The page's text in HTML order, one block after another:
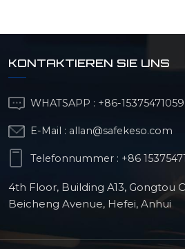
KONTAKTIEREN SIE UNS
WHATSAPP : +86-15375471059
E-Mail : allan@safekeso.com
Telefonnummer : +86
4th Floor, Building A13, Gongtou
Beicheng Avenue, Hefei, Anhui